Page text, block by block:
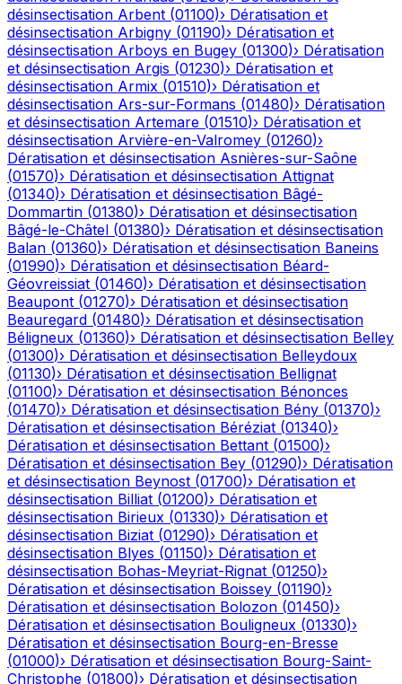
désinsectisation Arbent (01100)› Dératisation et
désinsectisation Arbigny (01190)› Dératisation et
désinsectisation Arboys en Bugey (01300)› Dératisation
et désinsectisation Argis (01230)› Dératisation et
désinsectisation Armix (01510)› Dératisation et
désinsectisation Ars-sur-Formans (01480)› Dératisation
et désinsectisation Artemare (01510)› Dératisation et
désinsectisation Arvière-en-Valromey (01260)›
Dératisation et désinsectisation Asnières-sur-Saône
(01570)› Dératisation et désinsectisation Attignat
(01340)› Dératisation et désinsectisation Bâgé-
Dommartin (01380)› Dératisation et désinsectisation
Bâgé-le-Châtel (01380)› Dératisation et désinsectisation
Balan (01360)› Dératisation et désinsectisation Baneins
(01990)› Dératisation et désinsectisation Béard-
Géovreissiat (01460)› Dératisation et désinsectisation
Beaupont (01270)› Dératisation et désinsectisation
Beauregard (01480)› Dératisation et désinsectisation
Béligneux (01360)› Dératisation et désinsectisation Belley
(01300)› Dératisation et désinsectisation Belleydoux
(01130)› Dératisation et désinsectisation Bellignat
(01100)› Dératisation et désinsectisation Bénonces
(01470)› Dératisation et désinsectisation Bény (01370)›
Dératisation et désinsectisation Béréziat (01340)›
Dératisation et désinsectisation Bettant (01500)›
Dératisation et désinsectisation Bey (01290)› Dératisation
et désinsectisation Beynost (01700)› Dératisation et
désinsectisation Billiat (01200)› Dératisation et
désinsectisation Birieux (01330)› Dératisation et
désinsectisation Biziat (01290)› Dératisation et
désinsectisation Blyes (01150)› Dératisation et
désinsectisation Bohas-Meyriat-Rignat (01250)›
Dératisation et désinsectisation Boissey (01190)›
Dératisation et désinsectisation Bolozon (01450)›
Dératisation et désinsectisation Bouligneux (01330)›
Dératisation et désinsectisation Bourg-en-Bresse
(01000)› Dératisation et désinsectisation Bourg-Saint-
Christophe (01800)› Dératisation et désinsectisation